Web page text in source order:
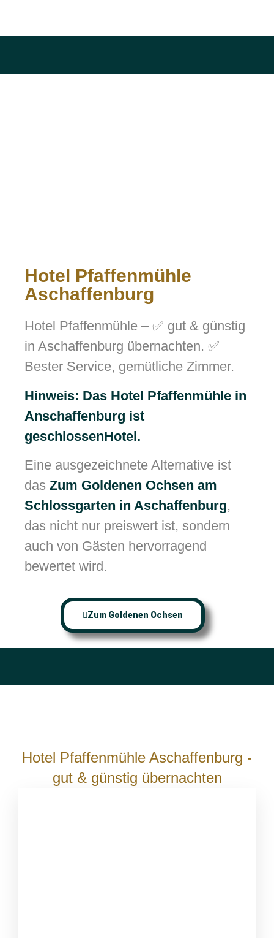
Hotel Pfaffenmühle
Aschaffenburg
Hotel Pfaffenmühle – ✅ gut & günstig
in Aschaffenburg übernachten. ✅
Bester Service, gemütliche Zimmer.
Hinweis: Das Hotel Pfaffenmühle in
Anschaffenburg ist
geschlossenHotel.
Eine ausgezeichnete Alternative ist
das Zum Goldenen Ochsen am
Schlossgarten in Aschaffenburg,
das nicht nur preiswert ist, sondern
auch von Gästen hervorragend
bewertet wird.
Zum Goldenen Ochsen
Hotel Pfaffenmühle Aschaffenburg -
gut & günstig übernachten